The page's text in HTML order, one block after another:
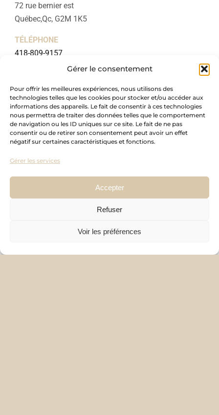
Gérer le consentement
Pour offrir les meilleures expériences, nous utilisons des
technologies telles que les cookies pour stocker et/ou accéder aux
informations des appareils. Le fait de consentir à ces technologies
nous permettra de traiter des données telles que le comportement
de navigation ou les ID uniques sur ce site. Le fait de ne pas
consentir ou de retirer son consentement peut avoir un effet
négatif sur certaines caractéristiques et fonctions.
Gérer les services
Accepter
Refuser
Voir les préférences
72 rue bernier est
Québec,Qc, G2M 1K5
TÉLÉPHONE
418-809-9157
c3.design@outlook.com
NUMÉRO RBQ
5744-0877-01
LIENS UTILES
Accueil
Armoires sur mesure